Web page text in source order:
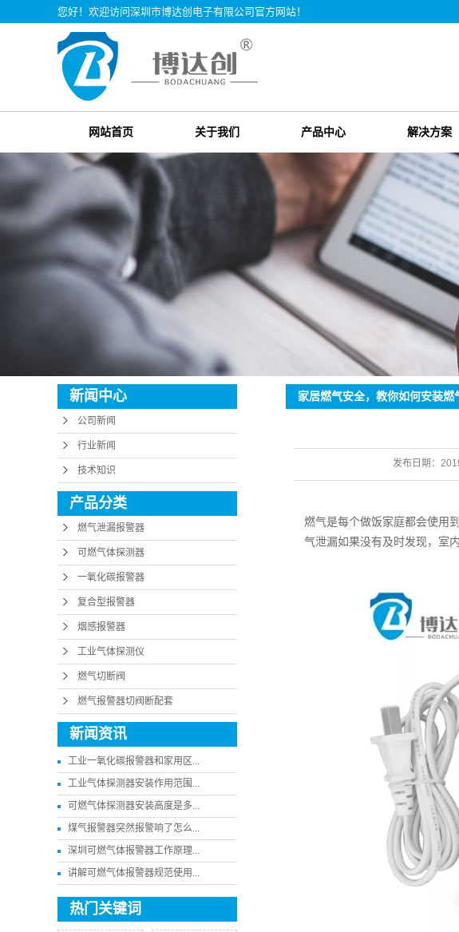
您好！欢迎访问深圳市博达创电子有限公司官方网站！
网站首页 关于我们
招商合作
产品中心
燃气泄漏报警器
可燃气体探测器
一氧化碳报警器
复合型报警器
烟感报警器
工业气体探测仪
解决方案
工程案例
解决方案
产品问答
新闻中心
公司新闻
行业新闻
技术知识
产品分类
燃气泄漏报警器
可燃气体探测器
一氧化碳报警器
复合型报警器
烟感报警器
工业气体探测仪
燃气切断阀
燃气报警器切阀断配套
新闻资讯
工业一氧化碳报警器和家用区...
工业气体探测器安装作用范围...
可燃气体探测器安装高度是多...
煤气报警器突然报警响了怎么...
深圳可燃气体报警器工作原理...
讲解可燃气体报警器规范使用...
热门关键词
家居燃气安全，教你如何安装燃
发布日期：
燃气是每个做饭家庭都会使用
气泄漏如果没有及时发现，室